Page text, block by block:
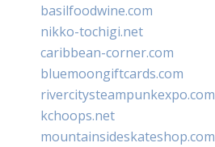
basilfoodwine.com
nikko-tochigi.net
caribbean-corner.com
bluemoongiftcards.com
rivercitysteampunkexpo.com
kchoops.net
mountainsideskateshop.com